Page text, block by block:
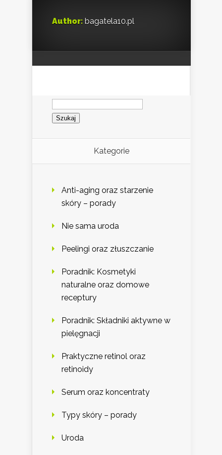
Author: bagatela10.pl
Szukaj:
Kategorie
Anti-aging oraz starzenie
skóry – porady
Nie sama uroda
Peelingi oraz złuszczanie
Poradnik: Kosmetyki
naturalne oraz domowe
receptury
Poradnik: Składniki aktywne w
pielęgnacji
Praktyczne retinol oraz
retinoidy
Serum oraz koncentraty
Typy skóry – porady
Uroda